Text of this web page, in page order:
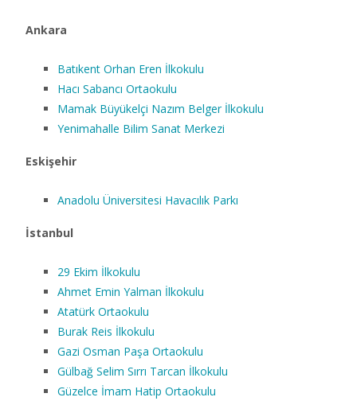
Ankara
Batıkent Orhan Eren İlkokulu
Hacı Sabancı Ortaokulu
Mamak Büyükelçi Nazım Belger İlkokulu
Yenimahalle Bilim Sanat Merkezi
Eskişehir
Anadolu Üniversitesi Havacılık Parkı
İstanbul
29 Ekim İlkokulu
Ahmet Emin Yalman İlkokulu
Atatürk Ortaokulu
Burak Reis İlkokulu
Gazi Osman Paşa Ortaokulu
Gülbağ Selim Sırrı Tarcan İlkokulu
Güzelce İmam Hatip Ortaokulu